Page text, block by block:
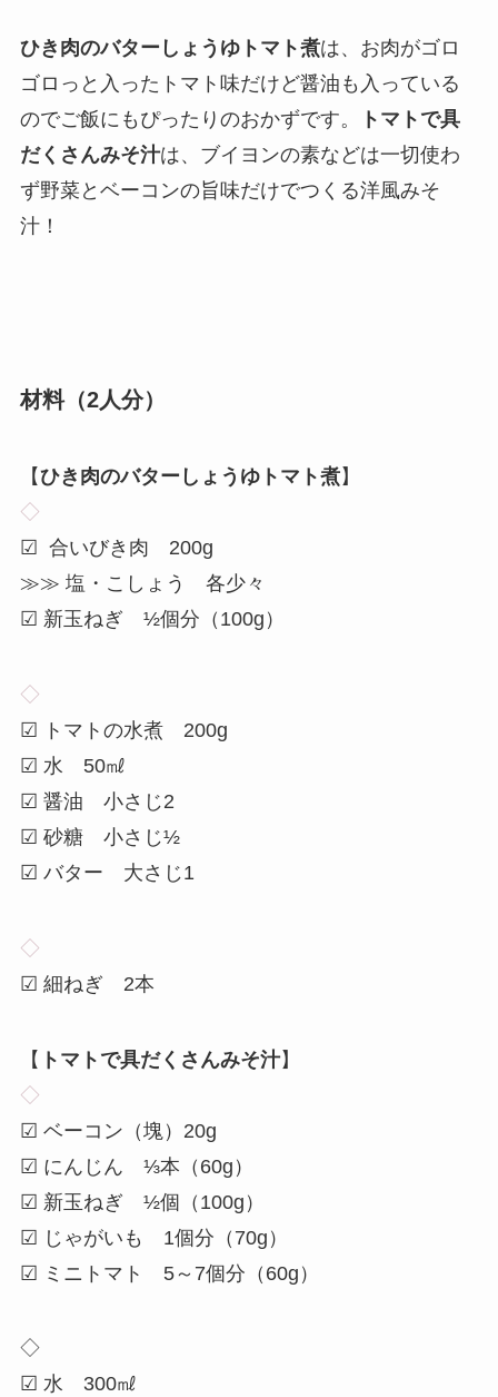
ひき肉のバターしょうゆトマト煮は、お肉がゴロ
ゴロっと入ったトマト味だけど醤油も入っている
のでご飯にもぴったりのおかずです。
トマトで具
だくさんみそ汁は、ブイヨンの素などは一切使わ
ず野菜とベーコンの旨味だけでつくる洋風みそ
汁！
材料（2人分）
【ひき肉のバターしょうゆトマト煮】
◇
☑ 合いびき肉 200g
≫≫ 塩・こしょう 各少々
☑ 新玉ねぎ ½個分（100g）
◇
☑ トマトの水煮 200g
☑ 水 50㎖
☑ 醤油 小さじ2
☑ 砂糖 小さじ½
☑ バター 大さじ1
◇
☑ 細ねぎ 2本
【 トマトで具だくさんみそ汁】
◇
☑ ベーコン（塊）20g
☑ にんじん ⅓本（60g）
☑ 新玉ねぎ ½個（100g）
☑ じゃがいも 1個分（70g）
☑ ミニトマト 5～7個分（60g）
◇
☑ 水 300㎖